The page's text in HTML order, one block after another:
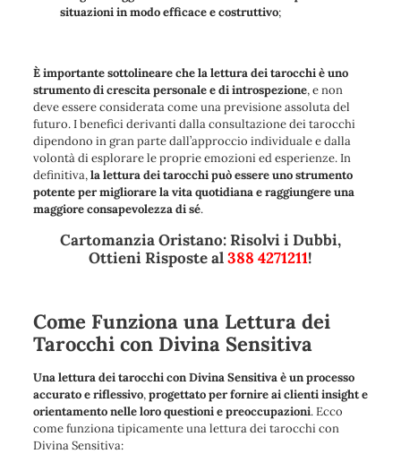
situazioni in modo efficace e costruttivo;
È importante sottolineare che la lettura dei tarocchi è uno
strumento di crescita personale e di introspezione, e non
deve essere considerata come una previsione assoluta del
futuro. I benefici derivanti dalla consultazione dei tarocchi
dipendono in gran parte dall’approccio individuale e dalla
volontà di esplorare le proprie emozioni ed esperienze. In
definitiva,la lettura dei tarocchi può essere uno strumento
potente per migliorare la vita quotidiana e raggiungere una
maggiore consapevolezza di sé.
Cartomanzia Oristano: Risolvi i Dubbi,
Ottieni Risposte al388 4271211!
Come Funziona una Lettura dei
Tarocchi con Divina Sensitiva
Una lettura dei tarocchi con Divina Sensitiva è un processo
accurato e riflessivo,progettato per fornire ai clienti insight e
orientamento nelle loro questioni e preoccupazioni. Ecco
come funziona tipicamente una lettura dei tarocchi con
Divina Sensitiva: